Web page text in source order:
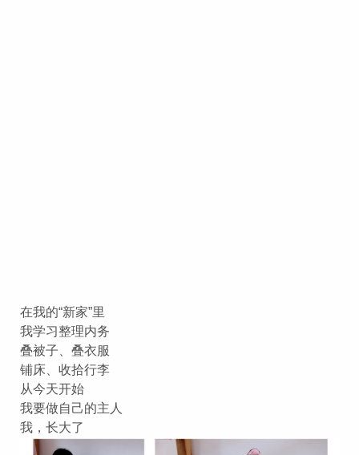
在我的“新家”里
我学习整理内务
叠被子、叠衣服
铺床、收拾行李
从今天开始
我要做自己的主人
我，长大了